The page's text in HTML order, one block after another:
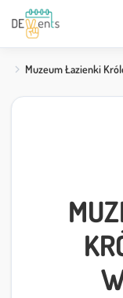
Muzeum Łazienki